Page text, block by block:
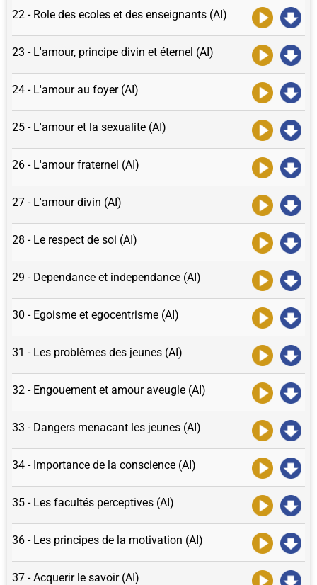
22 - Role des ecoles et des enseignants (AI)
23 - L'amour, principe divin et éternel (AI)
24 - L'amour au foyer (AI)
25 - L'amour et la sexualite (AI)
26 - L'amour fraternel (AI)
27 - L'amour divin (AI)
28 - Le respect de soi (AI)
29 - Dependance et independance (AI)
30 - Egoisme et egocentrisme (AI)
31 - Les problèmes des jeunes (AI)
32 - Engouement et amour aveugle (AI)
33 - Dangers menacant les jeunes (AI)
34 - Importance de la conscience (AI)
35 - Les facultés perceptives (AI)
36 - Les principes de la motivation (AI)
37 - Acquerir le savoir (AI)